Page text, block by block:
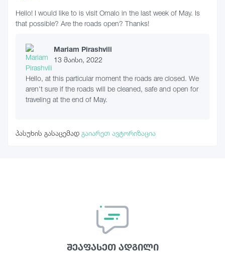
Hello! I would like to is visit Omalo in the last week of May. Is
that possible? Are the roads open? Thanks!
Mariam Pirashvili
13 მაისი, 2022
Hello, at this particular moment the roads are closed. We
aren't sure if the roads will be cleaned, safe and open for
traveling at the end of May.
პასუხის გასაცემად გაიარეთ ავტორიზაცია
შეაფასეთ ადგილი